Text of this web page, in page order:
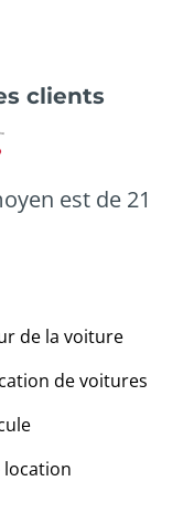
clients
est de 21
de la voiture
de voitures